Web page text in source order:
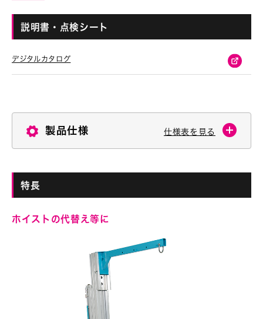
説明書・点検シート
デジタルカタログ
製品仕様 仕様表を見る
特長
ホイストの代替え等に